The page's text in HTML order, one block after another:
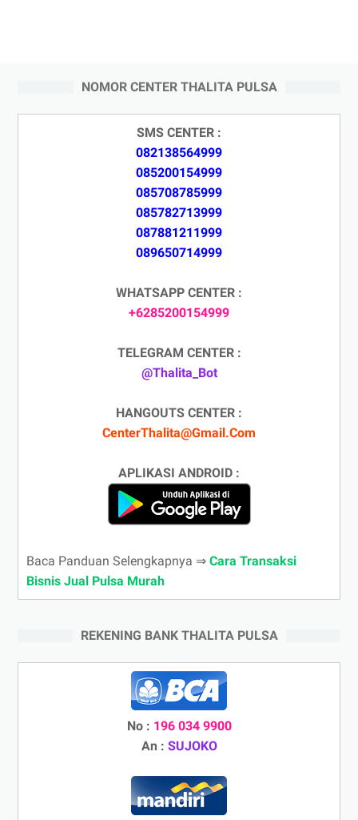
NOMOR CENTER THALITA PULSA
SMS CENTER :
082138564999
085200154999
085708785999
085782713999
087881211999
089650714999
WHATSAPP CENTER :
+6285200154999
TELEGRAM CENTER :
@Thalita_Bot
HANGOUTS CENTER :
CenterThalita@Gmail.Com
APLIKASI ANDROID :
Baca Panduan Selengkapnya ⇒ Cara Transaksi
Bisnis Jual Pulsa Murah
REKENING BANK THALITA PULSA
No : 196 034 9900
An : SUJOKO